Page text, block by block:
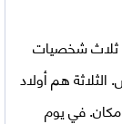
شخصيات
هم أولاد
مكان. في يوم